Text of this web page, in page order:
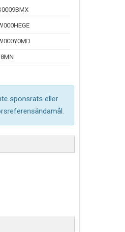
sponsrats eller